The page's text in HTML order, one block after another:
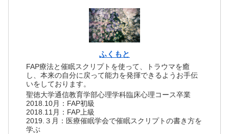
ふくもと
FAP療法と催眠スクリプトを使って、トラウマを癒
し、本来の自分に戻って能力を発揮できるようお手伝
いをしております。
聖徳大学通信教育学部心理学科臨床心理コース卒業
2018.10月：FAP初級
2018.11月：FAP上級
2019.３月：医療催眠学会で催眠スクリプトの書き方を
学ぶ